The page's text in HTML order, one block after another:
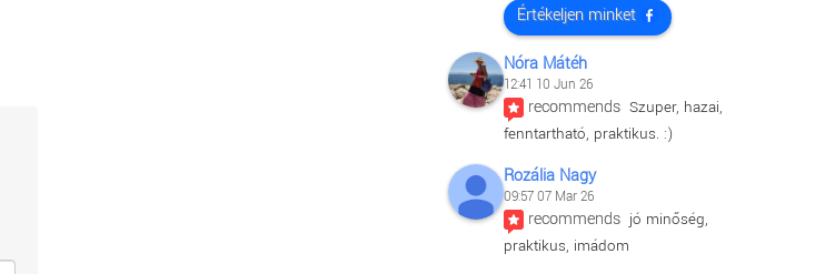
Értékeljen minket
Nóra Mátéh
12:41 10 Jun 26
recommends Szuper, hazai,
fenntartható, praktikus. :)
Rozália Nagy
09:57 07 Mar 26
recommends jó minőség,
praktikus, imádom